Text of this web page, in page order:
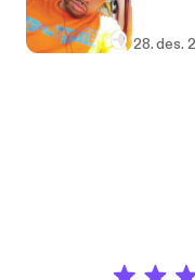
28. des.